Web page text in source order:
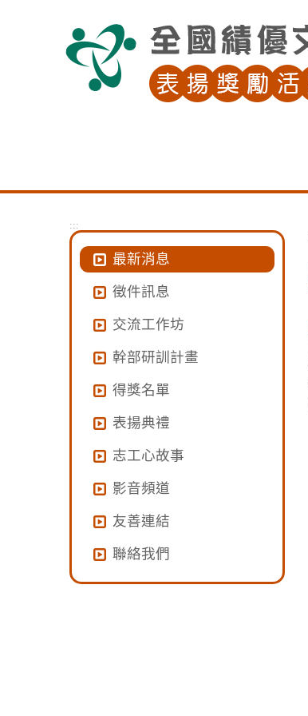
:::
最新消息
徵件訊息
交流工作坊
幹部研訓計畫
得獎名單
表揚典禮
志工心故事
影音頻道
友善連結
聯絡我們